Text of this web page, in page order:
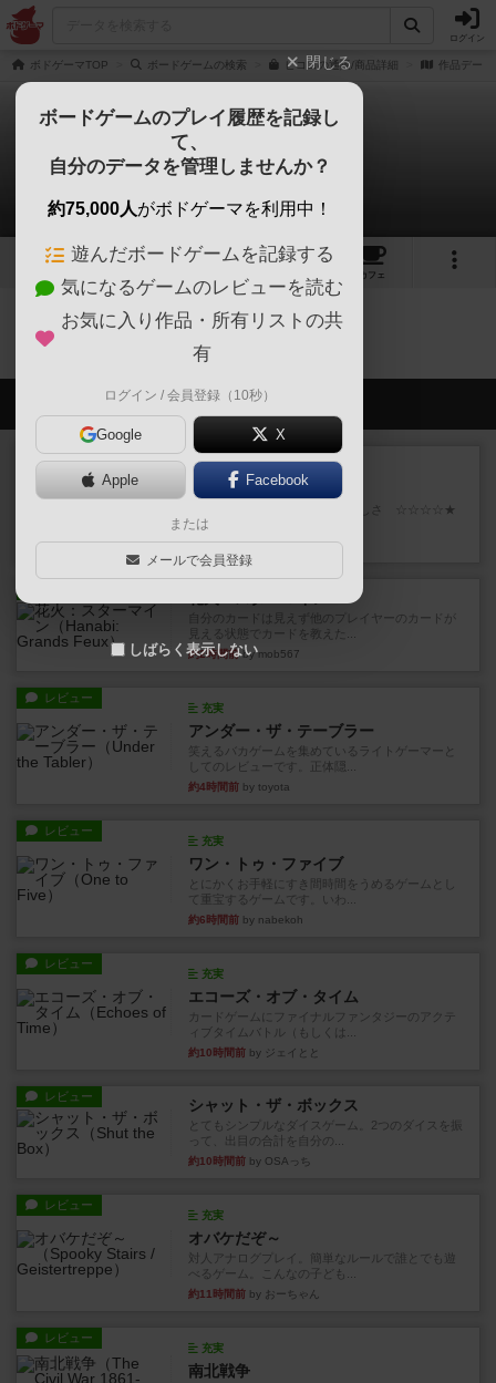
ログイン
ボドゲーマTOP ボードゲームの検索 ピココの通販/商品詳細 作品データ
ピココ
0件のルール/インスト
3 2
カフェ
ピココのトップに戻る
会員の新しい投稿
レビュー
フラットアイアン
世界に浸れる度 ☆☆☆☆★楽しさ ☆☆☆☆★
タイパ ☆☆☆☆☆マンハッ...
16分前by DKnewyork
自分のカードは見えず他のプレイヤーのカードが
見える状態でカードを教えた...
約2時間前by mob567
レビュー
充実
アンダー・ザ・テーブラー
笑えるバカゲームを集めているライトゲーマーと
してのレビューです。正体隠...
約4時間前 by toyota
レビュー
充実
ワン・トゥ・ファイブ
とにかくお手軽にすき間時間をうめるゲームとし
て重宝するゲームです。いわ...
約6時間前 by nabekoh
レビュー
充実
エコーズ・オブ・タイム
カードゲームにファイナルファンタジーのアクテ
ィブタイムバトル（もしくは...
約10時間前 by ジェイとと
レビュー シャット・ザ・ボックス
とてもシンプルなダイスゲーム。2つのダイスを振
って、出目の合計を自分の...
約10時間前 by OSAっち
レビュー
充実
オバケだぞ～
対人アナログプレイ。簡単なルールで誰とでも遊
べるゲーム。こんなの子ども...
約11時間前 by おーちゃん
レビュー
充実
南北戦争
閉じる
ボードゲームのプレイ履歴を記録し
て、
自分のデータを管理しませんか？
約75,000人がボドゲーマを利用中！
遊んだボードゲームを記録する
気になるゲームのレビューを読む
お気に入り作品・所有リストの共
有
ログイン / 会員登録（10秒）
Google X
Apple Facebook
または
メールで会員登録
しばらく表示しない